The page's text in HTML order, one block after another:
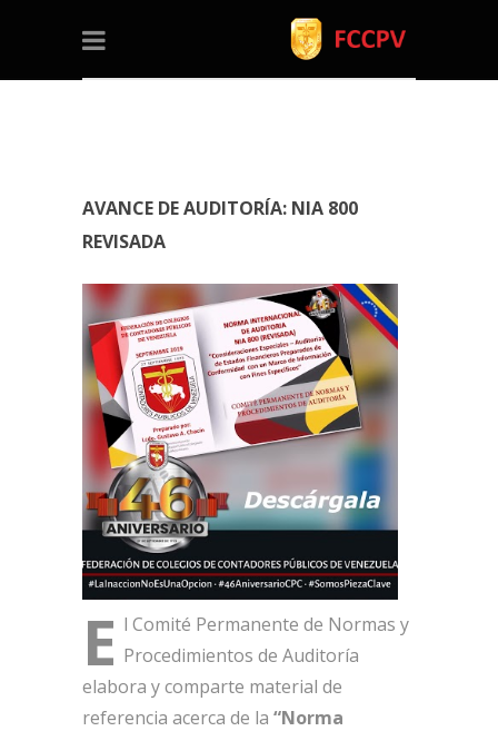
AVANCE DE AUDITORÍA: NIA 800
REVISADA
E l Comité Permanente de Normas y
Procedimientos de Auditoría
elabora y comparte material de
referencia acerca de la “Norma